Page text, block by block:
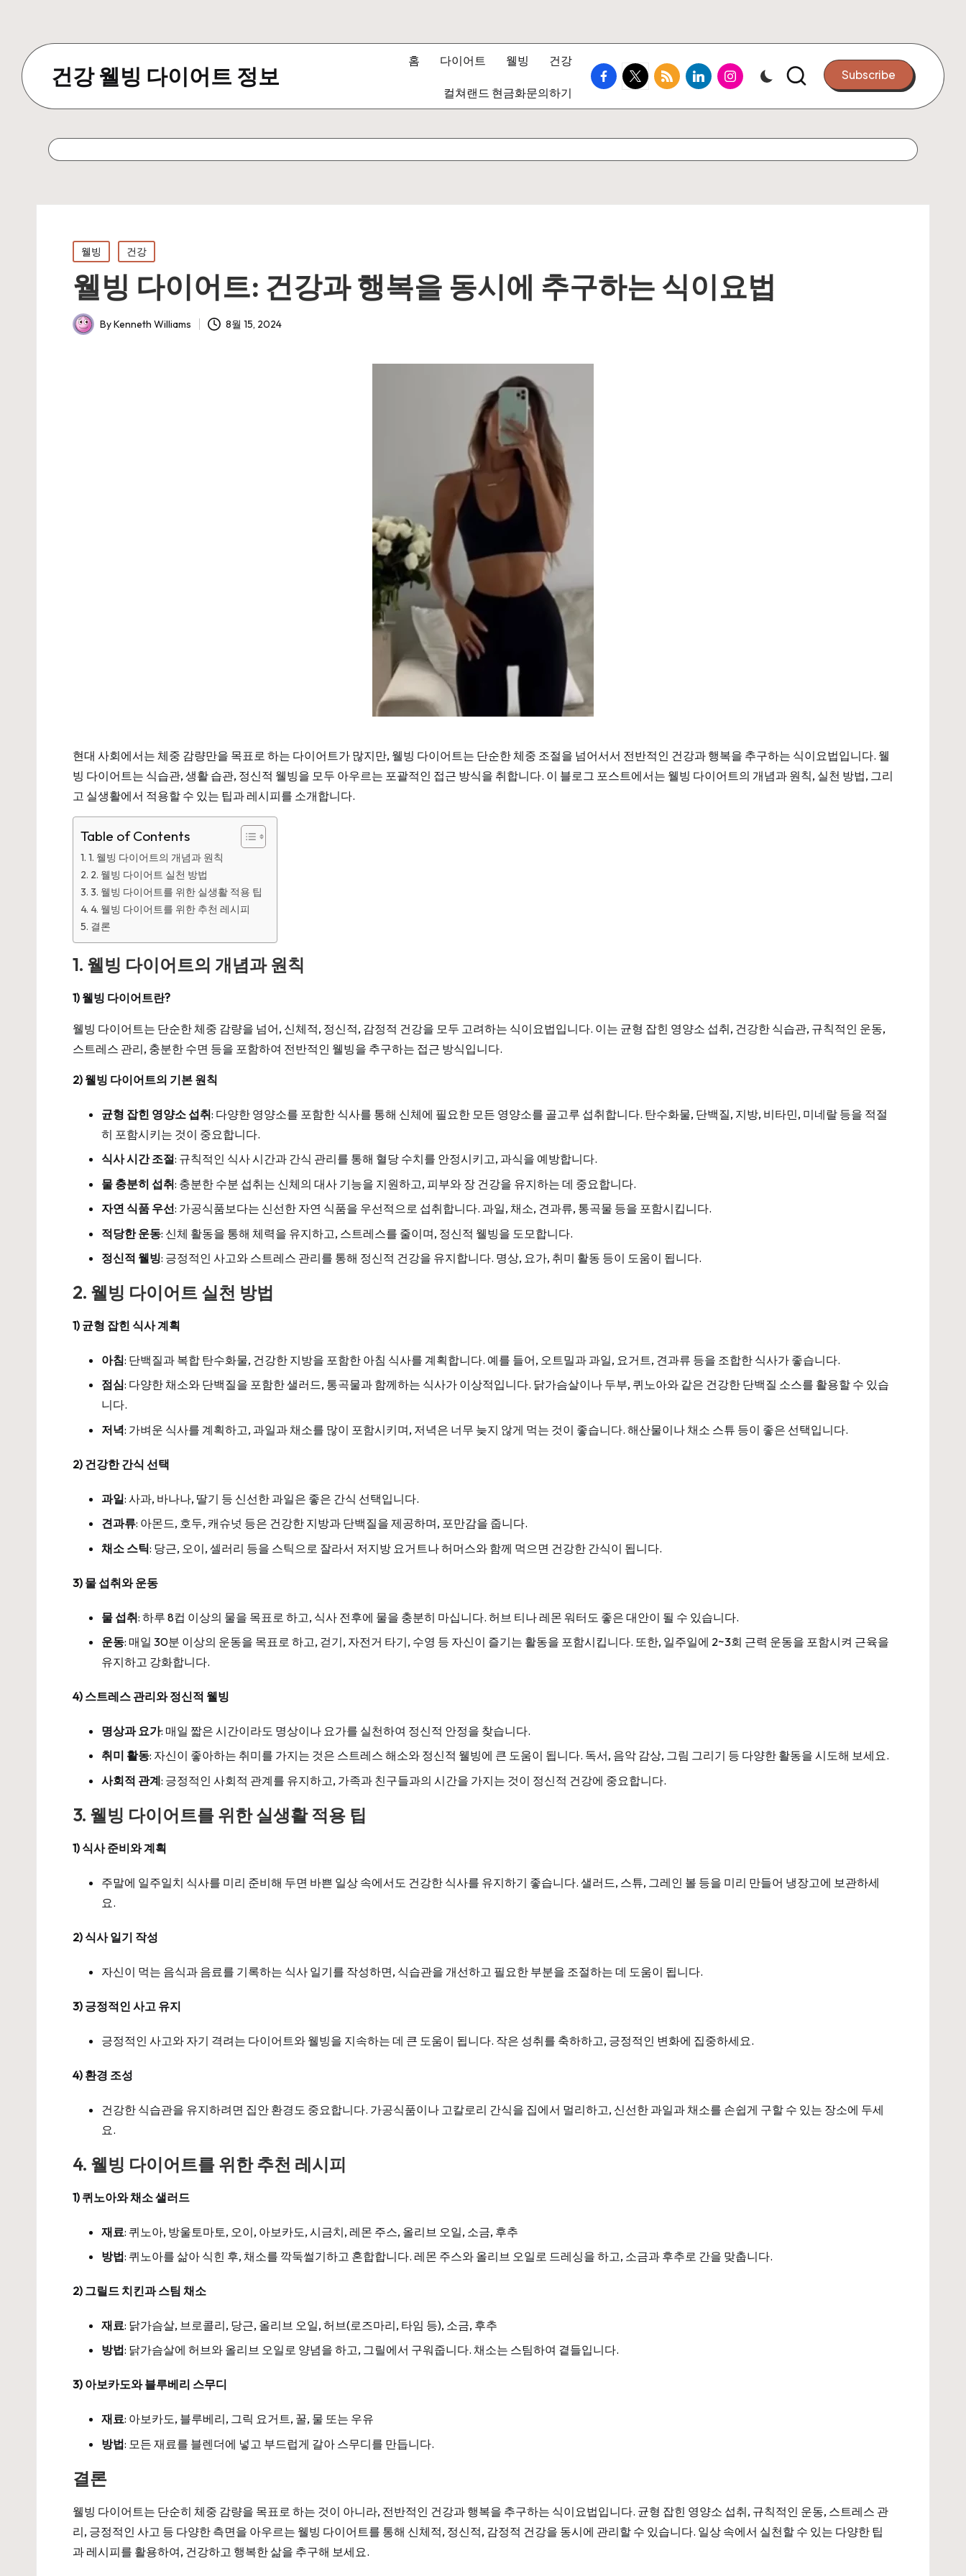
건강 웰빙 다이어트 정보
홈 다이어트 웰빙 건강
컬쳐랜드 현금화문의하기
facebook.com
twitter.com
rss.comlinkedin.cominstagram.com Subscribe
Posted
in
웰빙 건강
웰빙 다이어트: 건강과 행복을 동시에 추구하는 식이요법
PostedByKenneth Williams 8월 15, 2024
현대 사회에서는 체중 감량만을 목표로 하는 다이어트가 많지만, 웰빙 다이어트는 단순한 체중 조절을 넘어서서 전반적인 건강과 행복을 추구하는 식이요법입니다. 웰
빙 다이어트는 식습관, 생활 습관, 정신적 웰빙을 모두 아우르는 포괄적인 접근 방식을 취합니다. 이 블로그 포스트에서는 웰빙 다이어트의 개념과 원칙, 실천 방법, 그리
고 실생활에서 적용할 수 있는 팁과 레시피를 소개합니다.
Table of Contents
1. 웰빙 다이어트의 개념과 원칙
2. 웰빙 다이어트 실천 방법
3. 웰빙 다이어트를 위한 실생활 적용 팁
4. 웰빙 다이어트를 위한 추천 레시피
결론
1. 웰빙 다이어트의 개념과 원칙
1) 웰빙 다이어트란?
웰빙 다이어트는 단순한 체중 감량을 넘어, 신체적, 정신적, 감정적 건강을 모두 고려하는 식이요법입니다. 이는 균형 잡힌 영양소 섭취, 건강한 식습관, 규칙적인 운동,
스트레스 관리, 충분한 수면 등을 포함하여 전반적인 웰빙을 추구하는 접근 방식입니다.
2) 웰빙 다이어트의 기본 원칙
균형 잡힌 영양소 섭취: 다양한 영양소를 포함한 식사를 통해 신체에 필요한 모든 영양소를 골고루 섭취합니다. 탄수화물, 단백질, 지방, 비타민, 미네랄 등을 적절
히 포함시키는 것이 중요합니다.
식사 시간 조절: 규칙적인 식사 시간과 간식 관리를 통해 혈당 수치를 안정시키고, 과식을 예방합니다.
물 충분히 섭취: 충분한 수분 섭취는 신체의 대사 기능을 지원하고, 피부와 장 건강을 유지하는 데 중요합니다.
자연 식품 우선: 가공식품보다는 신선한 자연 식품을 우선적으로 섭취합니다. 과일, 채소, 견과류, 통곡물 등을 포함시킵니다.
적당한 운동: 신체 활동을 통해 체력을 유지하고, 스트레스를 줄이며, 정신적 웰빙을 도모합니다.
정신적 웰빙: 긍정적인 사고와 스트레스 관리를 통해 정신적 건강을 유지합니다. 명상, 요가, 취미 활동 등이 도움이 됩니다.
2. 웰빙 다이어트 실천 방법
1) 균형 잡힌 식사 계획
아침: 단백질과 복합 탄수화물, 건강한 지방을 포함한 아침 식사를 계획합니다. 예를 들어, 오트밀과 과일, 요거트, 견과류 등을 조합한 식사가 좋습니다.
점심: 다양한 채소와 단백질을 포함한 샐러드, 통곡물과 함께하는 식사가 이상적입니다. 닭가슴살이나 두부, 퀴노아와 같은 건강한 단백질 소스를 활용할 수 있습
니다.
저녁: 가벼운 식사를 계획하고, 과일과 채소를 많이 포함시키며, 저녁은 너무 늦지 않게 먹는 것이 좋습니다. 해산물이나 채소 스튜 등이 좋은 선택입니다.
2) 건강한 간식 선택
과일: 사과, 바나나, 딸기 등 신선한 과일은 좋은 간식 선택입니다.
견과류: 아몬드, 호두, 캐슈넛 등은 건강한 지방과 단백질을 제공하며, 포만감을 줍니다.
채소 스틱: 당근, 오이, 셀러리 등을 스틱으로 잘라서 저지방 요거트나 허머스와 함께 먹으면 건강한 간식이 됩니다.
3) 물 섭취와 운동
물 섭취: 하루 8컵 이상의 물을 목표로 하고, 식사 전후에 물을 충분히 마십니다. 허브 티나 레몬 워터도 좋은 대안이 될 수 있습니다.
운동: 매일 30분 이상의 운동을 목표로 하고, 걷기, 자전거 타기, 수영 등 자신이 즐기는 활동을 포함시킵니다. 또한, 일주일에 2~3회 근력 운동을 포함시켜 근육을
유지하고 강화합니다.
4) 스트레스 관리와 정신적 웰빙
명상과 요가: 매일 짧은 시간이라도 명상이나 요가를 실천하여 정신적 안정을 찾습니다.
취미 활동: 자신이 좋아하는 취미를 가지는 것은 스트레스 해소와 정신적 웰빙에 큰 도움이 됩니다. 독서, 음악 감상, 그림 그리기 등 다양한 활동을 시도해 보세요.
사회적 관계: 긍정적인 사회적 관계를 유지하고, 가족과 친구들과의 시간을 가지는 것이 정신적 건강에 중요합니다.
3. 웰빙 다이어트를 위한 실생활 적용 팁
1) 식사 준비와 계획
주말에 일주일치 식사를 미리 준비해 두면 바쁜 일상 속에서도 건강한 식사를 유지하기 좋습니다. 샐러드, 스튜, 그레인 볼 등을 미리 만들어 냉장고에 보관하세
요.
2) 식사 일기 작성
자신이 먹는 음식과 음료를 기록하는 식사 일기를 작성하면, 식습관을 개선하고 필요한 부분을 조절하는 데 도움이 됩니다.
3) 긍정적인 사고 유지
긍정적인 사고와 자기 격려는 다이어트와 웰빙을 지속하는 데 큰 도움이 됩니다. 작은 성취를 축하하고, 긍정적인 변화에 집중하세요.
4) 환경 조성
건강한 식습관을 유지하려면 집안 환경도 중요합니다. 가공식품이나 고칼로리 간식을 집에서 멀리하고, 신선한 과일과 채소를 손쉽게 구할 수 있는 장소에 두세
요.
4. 웰빙 다이어트를 위한 추천 레시피
1) 퀴노아와 채소 샐러드
재료: 퀴노아, 방울토마토, 오이, 아보카도, 시금치, 레몬 주스, 올리브 오일, 소금, 후추
방법: 퀴노아를 삶아 식힌 후, 채소를 깍둑썰기하고 혼합합니다. 레몬 주스와 올리브 오일로 드레싱을 하고, 소금과 후추로 간을 맞춥니다.
2) 그릴드 치킨과 스팀 채소
재료: 닭가슴살, 브로콜리, 당근, 올리브 오일, 허브(로즈마리, 타임 등), 소금, 후추
방법: 닭가슴살에 허브와 올리브 오일로 양념을 하고, 그릴에서 구워줍니다. 채소는 스팀하여 곁들입니다.
3) 아보카도와 블루베리 스무디
재료: 아보카도, 블루베리, 그릭 요거트, 꿀, 물 또는 우유
방법: 모든 재료를 블렌더에 넣고 부드럽게 갈아 스무디를 만듭니다.
결론
웰빙 다이어트는 단순히 체중 감량을 목표로 하는 것이 아니라, 전반적인 건강과 행복을 추구하는 식이요법입니다. 균형 잡힌 영양소 섭취, 규칙적인 운동, 스트레스 관
리, 긍정적인 사고 등 다양한 측면을 아우르는 웰빙 다이어트를 통해 신체적, 정신적, 감정적 건강을 동시에 관리할 수 있습니다. 일상 속에서 실천할 수 있는 다양한 팁
과 레시피를 활용하여, 건강하고 행복한 삶을 추구해 보세요.